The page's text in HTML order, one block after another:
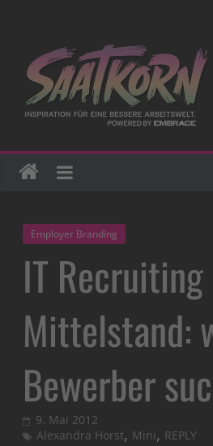
Employer Branding
IT
Mittelstand:
Bewerber
9. Mai 2012
Alexandra Horst, Mini, REPLY